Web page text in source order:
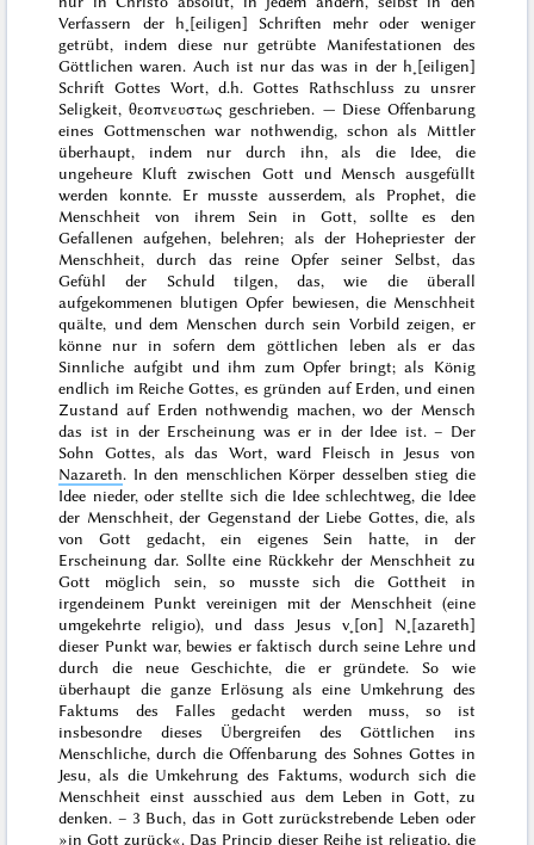
Verfassern der h˖[eiligen] Schriften mehr oder weniger
getrübt, indem diese nur getrübte Manifestationen des
Göttlichen waren. Auch ist nur das was in der h˖[eiligen]
Schrift Gottes Wort, d.h. Gottes Rathschluss zu unsrer
Seligkeit,θεοπνευστως geschrieben. — Diese Offenbarung
eines Gottmenschen war nothwendig, schon als Mittler
überhaupt, indem nur durch ihn, als die Idee, die
ungeheure Kluft zwischen Gott und Mensch ausgefüllt
werden konnte. Er musste ausserdem, als Prophet, die
Menschheit von ihrem Sein in Gott, sollte es den
Gefallenen aufgehen, belehren; als der Hohepriester der
Menschheit, durch das reine Opfer seiner Selbst, das
Gefühl der Schuld tilgen, das, wie die überall
aufgekommenen blutigen Opfer bewiesen, die Menschheit
quälte, und dem Menschen durch sein Vorbild zeigen, er
könne nur in sofern dem göttlichen leben als er das
Sinnliche aufgibt und ihm zum Opfer bringt; als König
endlich im Reiche Gottes, es gründen auf Erden, und einen
Zustand auf Erden nothwendig machen, wo der Mensch
das ist in der Erscheinung was er in der Idee ist. – Der
Sohn Gottes, als das Wort, ward Fleisch in Jesus von
Nazareth. In den menschlichen Körper desselben stieg die
Idee nieder, oder stellte sich die Idee schlechtweg, die Idee
der Menschheit, der Gegenstand der Liebe Gottes, die, als
von Gott gedacht, ein eigenes Sein hatte, in der
Erscheinung dar. Sollte eine Rückkehr der Menschheit zu
Gott möglich sein, so musste sich die Gottheit in
irgendeinem Punkt vereinigen mit der Menschheit (eine
umgekehrte religio), und dass Jesus v˖[on] N˖[azareth]
dieser Punkt war, bewies er faktisch durch seine Lehre und
durch die neue Geschichte, die er gründete. So wie
überhaupt die ganze Erlösung als eine Umkehrung des
Faktums des Falles gedacht werden muss, so ist
insbesondre dieses Übergreifen des Göttlichen ins
Menschliche, durch die Offenbarung des Sohnes Gottes in
Jesu, als die Umkehrung des Faktums, wodurch sich die
Menschheit einst ausschied aus dem Leben in Gott, zu
denken. – 3 Buch, das in Gott zurückstrebende Leben oder
»in Gott zurück«. Das Princip dieser Reihe ist religatio, die